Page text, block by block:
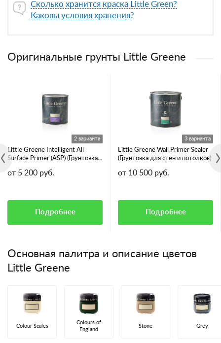
Сколько хранится краска Little Green?
Каковы условия хранения?
Оригинальные грунты Little Greene
2 варианта
Little Greene Intelligent All
Surface Primer (ASP) (Грунтовка
от 5 200 руб.
Подробнее
3 варианта
Little Greene Wall Primer Sealer
(Грунтовка для стен и потолков)
от 10 500 руб.
Подробнее
Основная палитра и описание цветов
Little Greene
Colour Scales
Colours of
England
Stone Grey